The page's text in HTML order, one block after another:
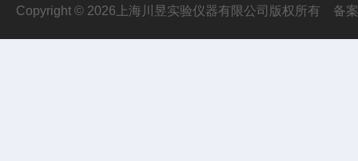
Copyright © 2026上海川昱实验仪器有限公司版权所有 备